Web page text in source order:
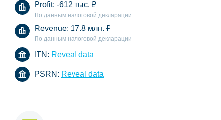
Profit: -612 тыс. ₽
По данным налоговой декларации
Revenue: 17.8 млн. ₽
По данным налоговой декларации
ITN: Reveal data
PSRN: Reveal data